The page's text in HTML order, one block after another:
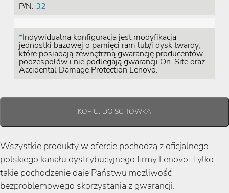
P/N: 32
*Indywidualna konfiguracja jest modyfikacją
jednostki bazowej o pamięci ram lub/i dysk twardy,
które posiadają zewnętrzną gwarancję producentów
podzespołów i nie podlegają gwarancji On-Site oraz
Accidental Damage Protection Lenovo.
Wszystkie produkty w ofercie pochodzą z oficjalnego
polskiego kanału dystrybucyjnego firmy Lenovo. Tylko
takie pochodzenie daje Państwu możliwość
bezproblemowego skorzystania z gwarancji.